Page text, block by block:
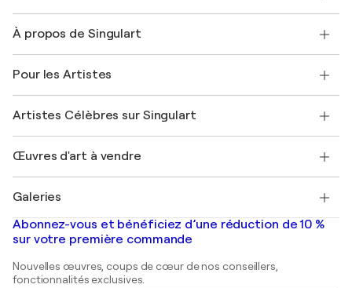
Expédition
Offrir une carte cadeau
Rejoignez notre programme commercial
Mon compte
+33 1 76 44 06 42
À propos de Singulart
FAQ
Magazine Singulart
Emplois
Découvrez une sélection d'art original
Pour les Artistes
Se connecter en tant qu'Artiste
Artistes Célèbres sur Singulart
Marc Chagall
Banksy
Mr. Brainwash
Shepard Fairey
Œuvres d'art à vendre
Tableaux abstraits à vendre
Peintures de paysage
Estampes
Peintures acryliques
Galeries
Galeries d'art en France
Galeries d'art en Belgique
Abonnez-vous et bénéficiez d’une réduction de 10 %
sur votre première commande
Nouvelles œuvres, coups de cœur de nos conseillers,
fonctionnalités exclusives.